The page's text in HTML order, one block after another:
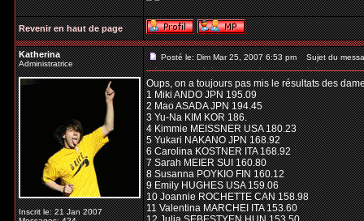
Revenir en haut de page
Katherina
Administratrice
Inscrit le: 21 Jan 2007
Posté le: Dim Mar 25, 2007 6:53 pm Sujet du
Oups, on a toujours pas mis le résultats des
1 Miki ANDO JPN 195.09
2 Mao ASADA JPN 194.45
3 Yu-Na KIM KOR 186.
4 Kimmie MEISSNER USA 180.23
5 Yukari NAKANO JPN 168.92
6 Carolina KOSTNER ITA 168.92
7 Sarah MEIER SUI 160.80
8 Susanna POYKIO FIN 160.12
9 Emily HUGHES USA 159.06
10 Joannie ROCHETTE CAN 158.98
11 Valentina MARCHEI ITA 153.60